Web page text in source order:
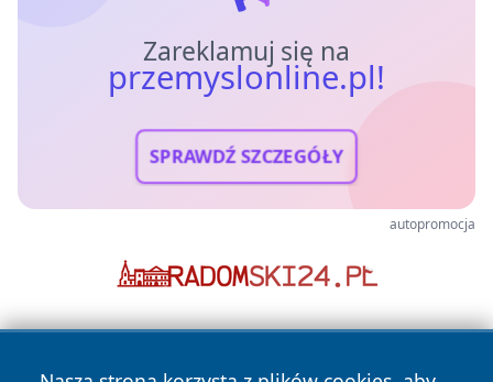
Zareklamuj się na
przemyslonline.pl!
SPRAWDŹ SZCZEGÓŁY
autopromocja